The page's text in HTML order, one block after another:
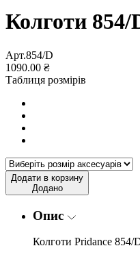
Колготи 854/
Арт.854/D
1090.00 ₴
Таблиця розмірів
Додати в корзину
Додано
Опис
Колготи Pridance 854/